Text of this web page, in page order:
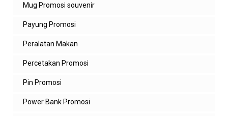
Mug Promosi souvenir
Payung Promosi
Peralatan Makan
Percetakan Promosi
Pin Promosi
Power Bank Promosi